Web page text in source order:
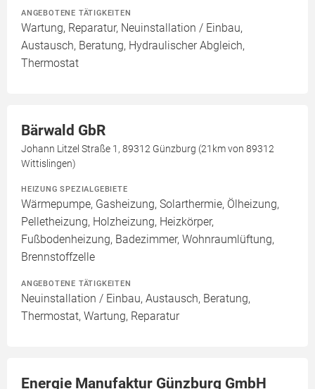
ANGEBOTENE TÄTIGKEITEN
Wartung, Reparatur, Neuinstallation / Einbau,
Austausch, Beratung, Hydraulischer Abgleich,
Thermostat
Bärwald GbR
Johann Litzel Straße 1, 89312 Günzburg (21km von 89312
Wittislingen)
HEIZUNG SPEZIALGEBIETE
Wärmepumpe, Gasheizung, Solarthermie, Ölheizung,
Pelletheizung, Holzheizung, Heizkörper,
Fußbodenheizung, Badezimmer, Wohnraumlüftung,
Brennstoffzelle
ANGEBOTENE TÄTIGKEITEN
Neuinstallation / Einbau, Austausch, Beratung,
Thermostat, Wartung, Reparatur
Energie Manufaktur Günzburg GmbH